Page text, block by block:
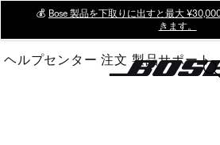
Main
💰 Bose 製品を下取りに出すと最大
きます。
ヘルプセンター 注文 製品サポート